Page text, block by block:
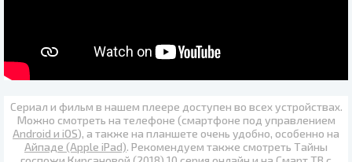
Сериал и фильм в нашем плеере доступен во всех устройствах.
Можно смотреть на телефоне (смартфоне под управлением
Android и iOS), а также на планшете очень удобно, особенно на
Айпаде (Apple iPad). Рекомендуем также смотреть Тайны